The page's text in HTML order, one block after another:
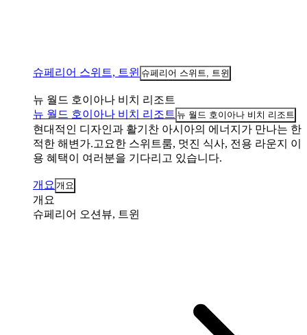
슈페리어 스위트, 트윈 슈페리어 스위트, 트윈
뉴 월드 호이아나 비치 리조트
뉴 월드 호이아나 비치 리조트 뉴 월드 호이아나 비치 리조트
현대적인 디자인과 활기찬 아시아의 에너지가 만나는 한
적한 해변가.고요한 스위트룸, 멋진 식사, 전용 라운지 이
용 혜택이 여러분을 기다리고 있습니다.
개요 개요
개요
슈페리어 오션뷰, 트윈